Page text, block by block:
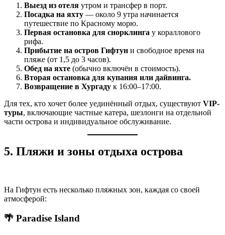
Выезд из отеля утром и трансфер в порт.
Посадка на яхту — около 9 утра начинается
путешествие по Красному морю.
Первая остановка для снорклинга у кораллового
рифа.
Прибытие на остров Гифтун и свободное время на
пляже (от 1,5 до 3 часов).
Обед на яхте (обычно включён в стоимость).
Вторая остановка для купания или дайвинга.
Возвращение в Хургаду к 16:00–17:00.
Для тех, кто хочет более уединённый отдых, существуют VIP-
туры, включающие частные катера, шезлонги на отдельной
части острова и индивидуальное обслуживание.
5. Пляжи и зоны отдыха острова
На Гифтун есть несколько пляжных зон, каждая со своей
атмосферой:
🌴 Paradise Island